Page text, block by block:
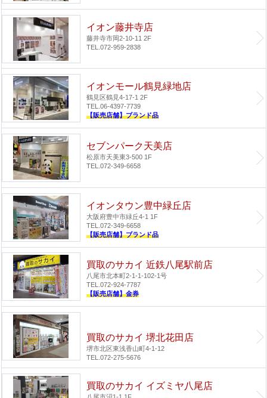
イオン藤井寺店
藤井寺市岡2-10-11 2F
TEL.072-959-2838
イオンモール鶴見緑地店
鶴見区鶴見4-17-1 2F
TEL.06-4397-7739
【販売店舗】ブランド品
セブンパーク天美店
松原市天美東3-500 1F
TEL.072-349-6658
イオンタウン豊中緑丘店
大阪府豊中市緑丘4-1 1F
TEL.072-349-6658
【販売店舗】ブランド品
買取のサカイ 近鉄八尾駅前店
八尾市北本町2-1-1-102-1号
TEL.072-924-7787
【販売店舗】金券
買取のサカイ 堺北花田店
堺市北区東浅香山町4-1-12
TEL.072-275-5676
買取のサカイ イズミヤ八尾店